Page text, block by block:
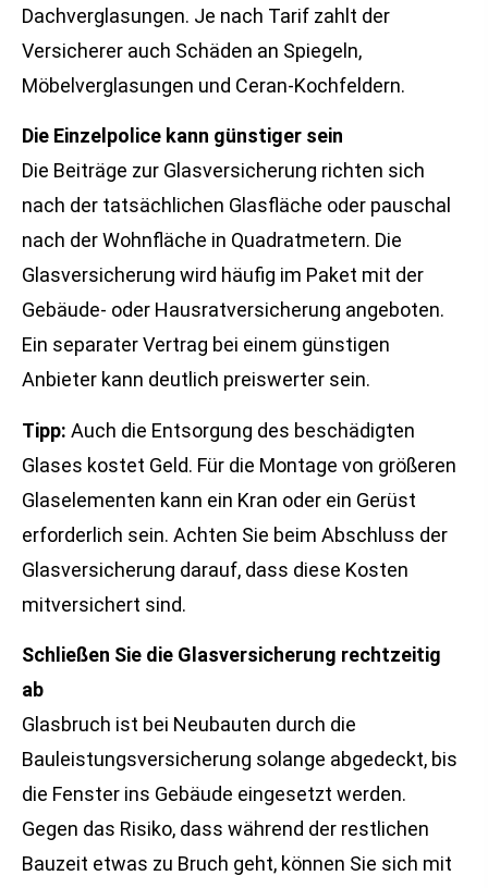
Dachverglasungen. Je nach Tarif zahlt der
Versicherer auch Schäden an Spiegeln,
Möbelverglasungen und Ceran-Kochfeldern.
Die Einzelpolice kann günstiger sein
Die Beiträge zur Glasversicherung richten sich
nach der tatsächlichen Glasfläche oder pauschal
nach der Wohnfläche in Quadratmetern. Die
Glasversicherung wird häufig im Paket mit der
Gebäude- oder Haus­rat­ver­si­che­rung angeboten.
Ein separater Vertrag bei einem günstigen
Anbieter kann deutlich preiswerter sein.
Tipp: Auch die Entsorgung des beschädigten
Glases kostet Geld. Für die Montage von größeren
Glaselementen kann ein Kran oder ein Gerüst
erforderlich sein. Achten Sie beim Abschluss der
Glasversicherung darauf, dass diese Kosten
mitversichert sind.
Schließen Sie die Glasversicherung rechtzeitig
ab
Glasbruch ist bei Neubauten durch die
Bauleistungsversicherung solange abgedeckt, bis
die Fenster ins Gebäude eingesetzt werden.
Gegen das Risiko, dass während der restlichen
Bauzeit etwas zu Bruch geht, können Sie sich mit